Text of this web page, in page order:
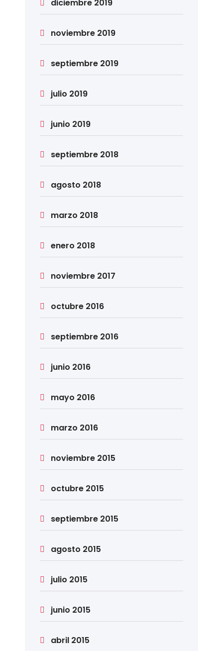
diciembre 2019
noviembre 2019
septiembre 2019
julio 2019
junio 2019
septiembre 2018
agosto 2018
marzo 2018
enero 2018
noviembre 2017
octubre 2016
septiembre 2016
junio 2016
mayo 2016
marzo 2016
noviembre 2015
octubre 2015
septiembre 2015
agosto 2015
julio 2015
junio 2015
abril 2015